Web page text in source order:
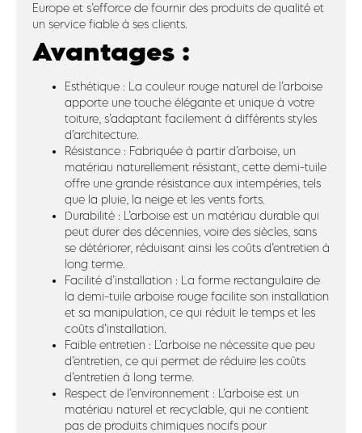
Europe et s’efforce de fournir des produits de qualité et
un service fiable à ses clients.
Avantages :
Esthétique : La couleur rouge naturel de l’arboise
apporte une touche élégante et unique à votre
toiture, s’adaptant facilement à différents styles
d’architecture.
Résistance : Fabriquée à partir d’arboise, un
matériau naturellement résistant, cette demi-tuile
offre une grande résistance aux intempéries, tels
que la pluie, la neige et les vents forts.
Durabilité : L’arboise est un matériau durable qui
peut durer des décennies, voire des siècles, sans
se détériorer, réduisant ainsi les coûts d’entretien à
long terme.
Facilité d’installation : La forme rectangulaire de
la demi-tuile arboise rouge facilite son installation
et sa manipulation, ce qui réduit le temps et les
coûts d’installation.
Faible entretien : L’arboise ne nécessite que peu
d’entretien, ce qui permet de réduire les coûts
d’entretien à long terme.
Respect de l’environnement : L’arboise est un
matériau naturel et recyclable, qui ne contient
pas de produits chimiques nocifs pour